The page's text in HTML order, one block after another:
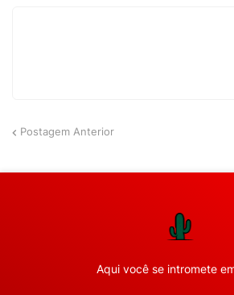
Postagem Anterior
Aqui você se intromete